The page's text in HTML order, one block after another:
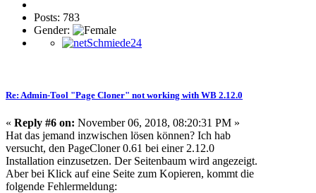
Posts: 783
Gender:
Re: Admin-Tool "Page Cloner" not working with WB 2.12.0
« Reply #6 on: November 06, 2018, 08:20:31 PM »
Hat das jemand inzwischen lösen können? Ich hab
versucht, den PageCloner 0.61 bei einer 2.12.0
Installation einzusetzen. Der Seitenbaum wird angezeigt.
Aber bei Klick auf eine Seite zum Kopieren, kommt die
folgende Fehlermeldung: